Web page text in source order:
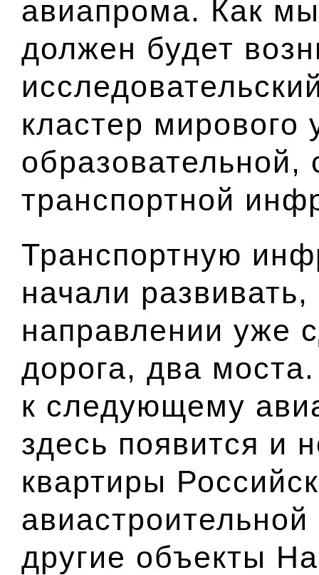
авиапрома. Как
должен будет
кластер мирового
образовательной,
транспортной
Транспортную
начали
направлении уже
дорога, два
к следующему
здесь появится и
квартиры
другие объекты